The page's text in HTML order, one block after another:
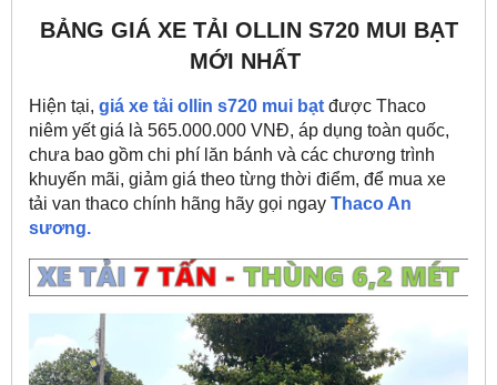
BẢNG GIÁ XE TẢI OLLIN S720 MUI BẠT
MỚI NHẤT
Hiện tại, giá xe tải ollin s720 mui bạt được Thaco
niêm yết giá là 565.000.000 VNĐ, áp dụng toàn quốc,
chưa bao gồm chi phí lăn bánh và các chương trình
khuyến mãi, giảm giá theo từng thời điểm, để mua xe
tải van thaco chính hãng hãy gọi ngay Thaco An
sương.